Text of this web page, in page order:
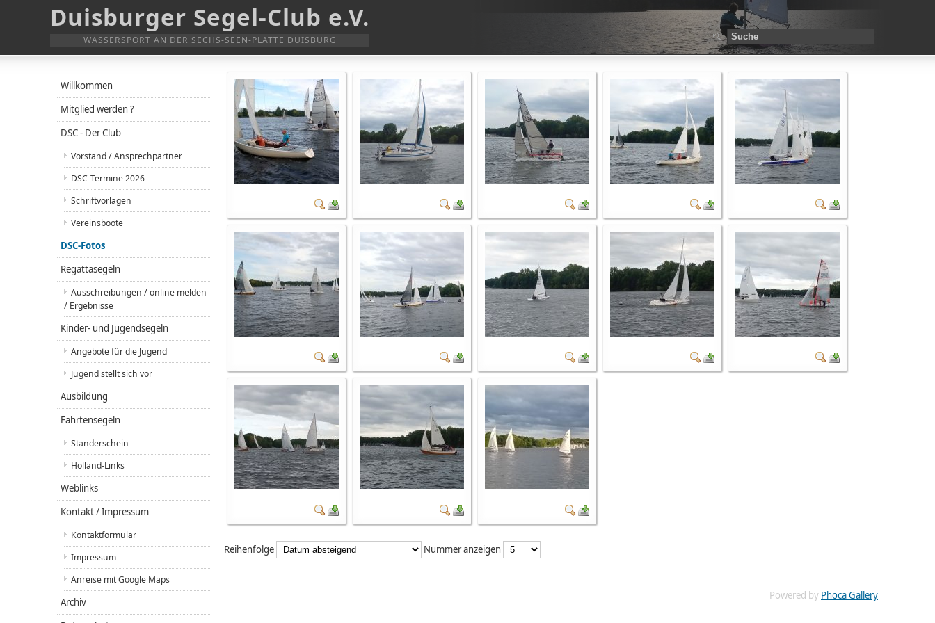
Duisburger Segel-Club e.V.
WASSERSPORT AN DER SECHS-SEEN-PLATTE DUISBURG
Reihenfolge Nummer anzeigen
Powered by Phoca Gallery
Willkommen
Mitglied werden ?
DSC - Der Club
Vorstand / Ansprechpartner
DSC-Termine 2026
Schriftvorlagen
Vereinsboote
DSC-Fotos
Regattasegeln
Ausschreibungen / online melden
/ Ergebnisse
Kinder- und Jugendsegeln
Angebote für die Jugend
Jugend stellt sich vor
Ausbildung
Fahrtensegeln
Standerschein
Holland-Links
Weblinks
Kontakt / Impressum
Kontaktformular
Impressum
Anreise mit Google Maps
Archiv